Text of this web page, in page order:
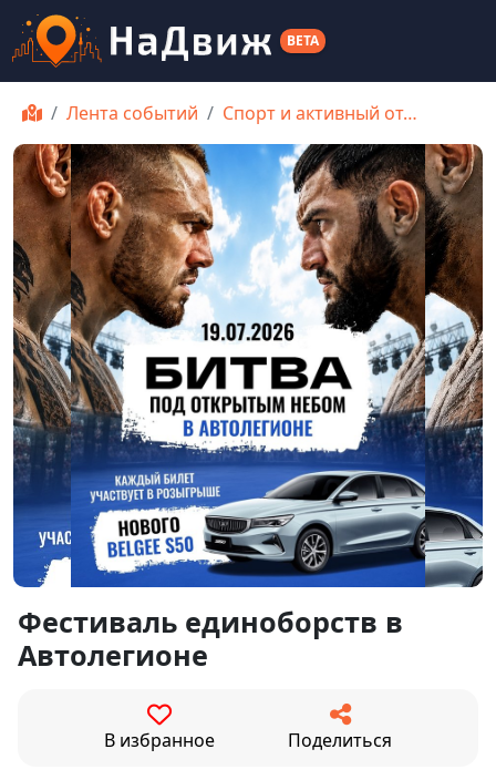
BETA
Лента событий Спорт и активный от…
Фестиваль единоборств в
Автолегионе
В избранное Поделиться